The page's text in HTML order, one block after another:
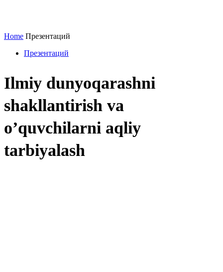
Home Презентаций
Презентаций
Ilmiy dunyoqarashni
shakllantirish va
o’quvchilarni aqliy
tarbiyalash